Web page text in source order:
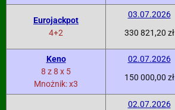
Eurojackpot
4+2
03.07.2026
330 821,20 zł
Keno
8 z 8 x 5
Mnożnik: x3
02.07.2026
150 000,00 zł
02.07.2026